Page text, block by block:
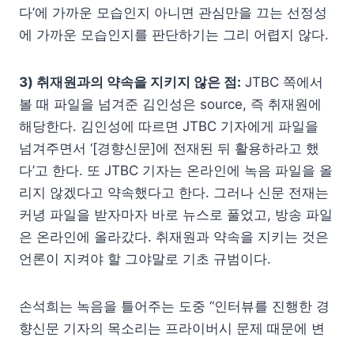
다’에 가까운 모습인지 아니면 관심만을 끄는 선정성
에 가까운 모습인지를 판단하기는 그리 어렵지 않다.
3) 취재원과의 약속을 지키지 않은 점: JTBC 쪽에서
볼 때 파일을 넘겨준 김인성은 source, 즉 취재원에
해당한다. 김인성에 따르면 JTBC 기자에게 파일을
넘겨주면서 ‘[경향신문]에 전재된 뒤 활용하라고 했
다’고 한다. 또 JTBC 기자는 온라인에 녹음 파일을 올
리지 않겠다고 약속했다고 한다. 그러나 신문 전재는
커녕 파일을 받자마자 바로 뉴스로 풀었고, 방송 파일
은 온라인에 올라갔다. 취재원과 약속을 지키는 것은
언론이 지켜야 할 그야말로 기초 규범이다.
손석희는 녹음을 틀어주는 도중 “인터뷰를 진행한 경
향신문 기자의 목소리는 프라이버시 문제 때문에 변